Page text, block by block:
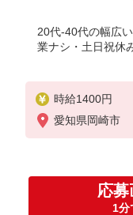
20代-40代の幅広
業ナシ・土日祝休
時給1400円
愛知県岡崎市
応
1分